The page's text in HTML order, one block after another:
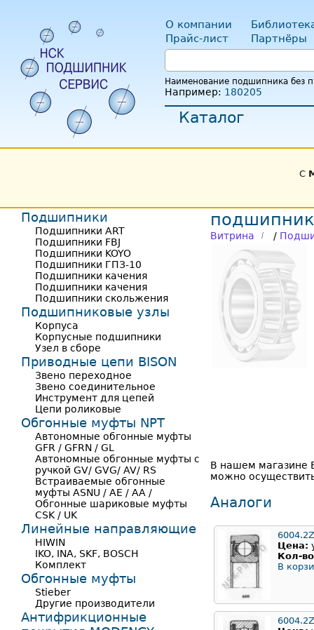
О компании
Прайс-лист
Партнёры
Наименование подшипника без
Например: 180205
Каталог
С
Витрина /
В нашем магазине
можно
Аналоги
6004.2Z
Цена:
Кол-
В
6004.2Z
Подшипники
Подшипники ART
Подшипники FBJ
Подшипники KOYO
Подшипники ГПЗ-10
Подшипники качения
Подшипники качения
Подшипники скольжения
Подшипниковые узлы
Корпуса
Корпусные подшипники
Узел в сборе
Приводные цепи BISON
Звено переходное
Звено соединительное
Инструмент для цепей
Цепи роликовые
Обгонные муфты NPT
Автономные обгонные муфты
GFR / GFRN / GL
Автономные обгонные муфты с
ручкой GV/ GVG/ AV/ RS
Встраиваемые обгонные
муфты ASNU / AE / AA /
Обгонные шариковые муфты
CSK / UK
Линейные направляющие
HIWIN
IKO, INA, SKF, BOSCH
Комплект
Обгонные муфты
Stieber
Другие производители
Антифрикционные